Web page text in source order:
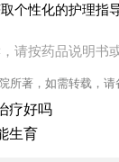
个性化的护理指导
请按药品说明书
所著，如需转载，请
疗好吗
生育